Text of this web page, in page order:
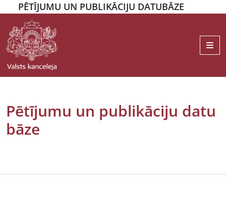
PĒTĪJUMU UN PUBLIKĀCIJU DATUBĀZE
Pētījumu un publikāciju datu
bāze